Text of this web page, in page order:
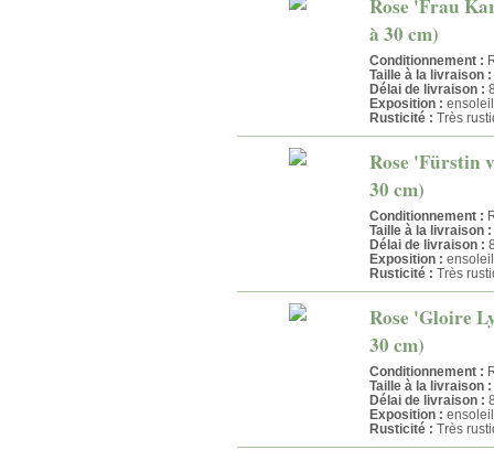
Rose 'Frau
à 30 cm)
Conditionnement :
Taille à la livraison :
Délai de livraison :
Exposition :
Rusticité : Très
Rose 'Fürstin
30 cm)
Conditionnement :
Taille à la livraison :
Délai de livraison :
Exposition :
Rusticité : Très
Rose 'Gloire
30 cm)
Conditionnement :
Taille à la livraison :
Délai de livraison :
Exposition :
Rusticité : Très